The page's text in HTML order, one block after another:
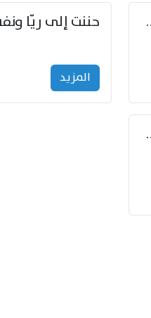
بمستطاع
المزید
غايتاها